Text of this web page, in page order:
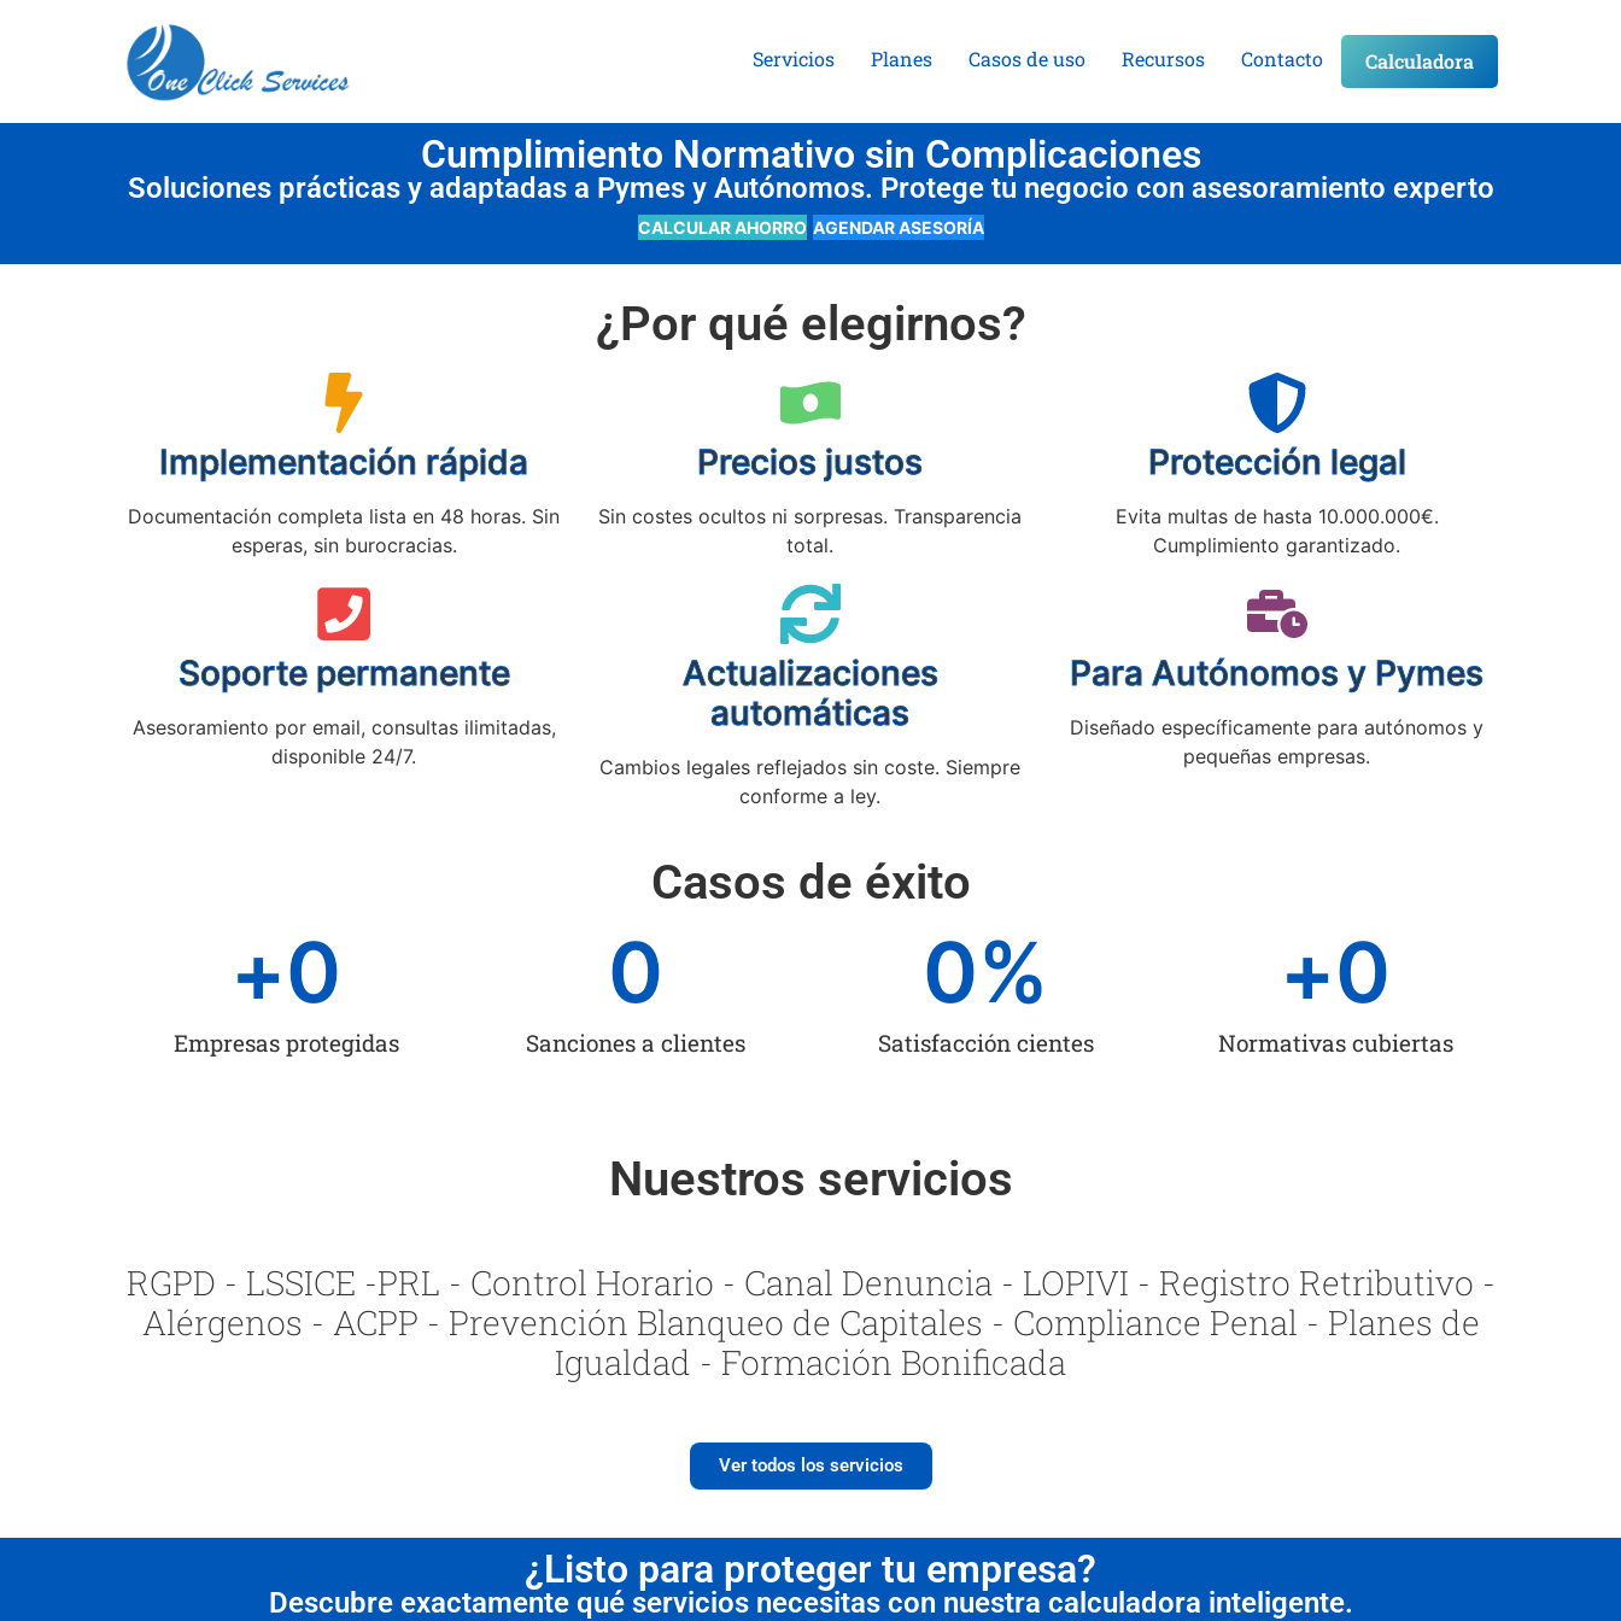
Servicios Planes Casos de uso Recursos Contacto Calculadora
Cumplimiento Normativo sin Complicaciones
Soluciones prácticas y adaptadas a Pymes y Autónomos. Protege tu negocio con asesoramiento experto
CALCULAR AHORRO AGENDAR ASESORÍA
¿Por qué elegirnos?
Implementación rápida
Documentación completa lista en 48 horas. Sin
esperas, sin burocracias.
Precios justos
Sin costes ocultos ni sorpresas. Transparencia
total.
Protección legal
Evita multas de hasta 10.000.000€.
Cumplimiento garantizado.
Soporte permanente
Asesoramiento por email, consultas ilimitadas,
disponible 24/7.
Actualizaciones
automáticas
Cambios legales reflejados sin coste. Siempre
conforme a ley.
Para Autónomos y Pymes
Diseñado específicamente para autónomos y
pequeñas empresas.
Casos de éxito
Empresas protegidas
+0
Sanciones a clientes
0
Satisfacción cientes
0%
Normativas cubiertas
+0
Nuestros servicios
RGPD - LSSICE -PRL - Control Horario - Canal Denuncia - LOPIVI - Registro Retributivo -
Alérgenos - ACPP - Prevención Blanqueo de Capitales - Compliance Penal - Planes de
Igualdad - Formación Bonificada
Ver todos los servicios
¿Listo para proteger tu empresa?
Descubre exactamente qué servicios necesitas con nuestra calculadora inteligente.